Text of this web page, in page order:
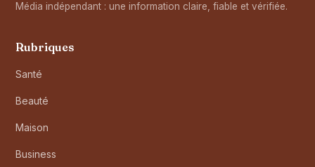
Média indépendant : une information claire, fiable et vérifiée.
Rubriques
Santé
Beauté
Maison
Business